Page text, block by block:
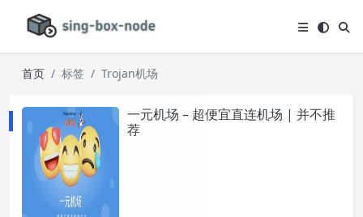
首页 标签 Trojan机场
一元机场 – 超便宜直连机场 | 并不推
荐